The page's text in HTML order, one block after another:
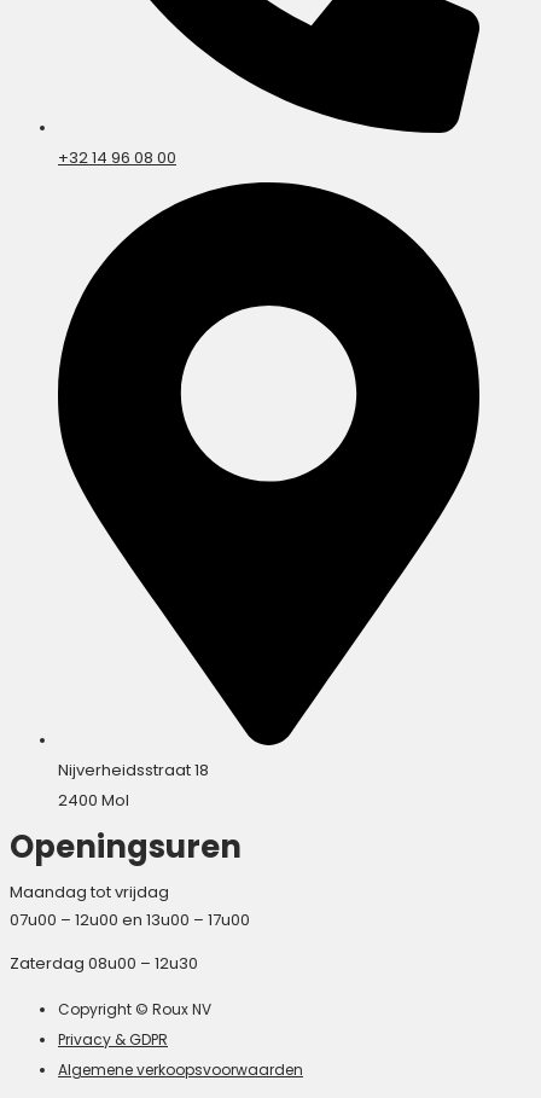
+32 14 96 08 00
Nijverheidsstraat 18
2400 Mol
Openingsuren
Maandag tot vrijdag
07u00 – 12u00 en 13u00 – 17u00
Zaterdag 08u00 – 12u30
Copyright © Roux NV
Privacy & GDPR
Algemene verkoopsvoorwaarden